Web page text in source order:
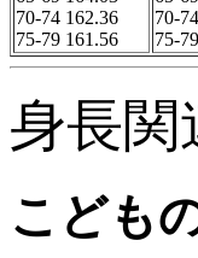
70-74 162.36
75-79 161.56
70-
75-
身長関
こども